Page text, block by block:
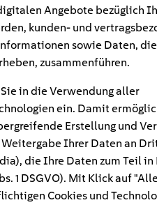
Bauen
denen man sich
Heizsystem soll ich
mit den
Angebote bezüglich
kunden- und
sowie Daten,
zusammenführen.
in die Verwendung aller
ein. Damit
Erstellung und
Ihrer Daten an
die Ihre Daten zum Teil in
1 DSGVO). Mit Klick auf
Cookies und